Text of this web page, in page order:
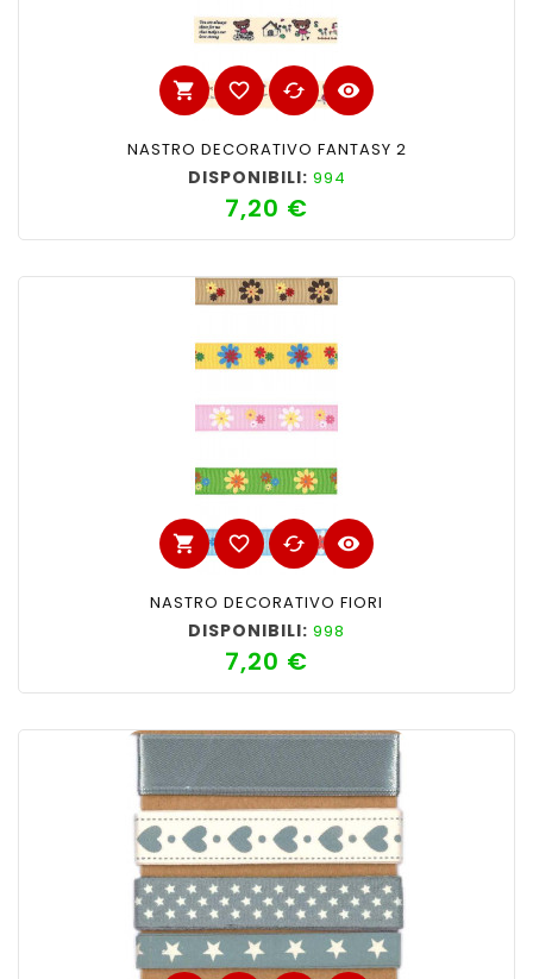
shopping_cart favorite_border cached visibility
NASTRO DECORATIVO FANTASY 2
DISPONIBILI: 994
7,20 €
shopping_cart favorite_border cached visibility
NASTRO DECORATIVO FIORI
DISPONIBILI: 998
7,20 €